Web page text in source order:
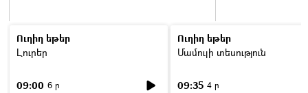
Ուղիղ եթեր
Լուրեր
09:00 6 ր
Ուղիղ եթեր
Մամուլի տեսություն
09:35 4 ր